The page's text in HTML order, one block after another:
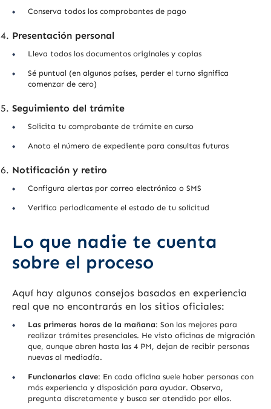
Conserva todos los comprobantes de pago
Presentación personal
Lleva todos los documentos originales y copias
Sé puntual (en algunos países, perder el turno significa
comenzar de cero)
Seguimiento del trámite
Solicita tu comprobante de trámite en curso
Anota el número de expediente para consultas futuras
Notificación y retiro
Configura alertas por correo electrónico o SMS
Verifica periodicamente el estado de tu solicitud
Lo que nadie te cuenta
sobre el proceso
Aquí hay algunos consejos basados en experiencia
real que no encontrarás en los sitios oficiales:
Las primeras horas de la mañana: Son las mejores para
realizar trámites presenciales. He visto oficinas de migración
que, aunque abren hasta las 4 PM, dejan de recibir personas
nuevas al mediodía.
Funcionarios clave: En cada oficina suele haber personas con
más experiencia y disposición para ayudar. Observa,
pregunta discretamente y busca ser atendido por ellos.